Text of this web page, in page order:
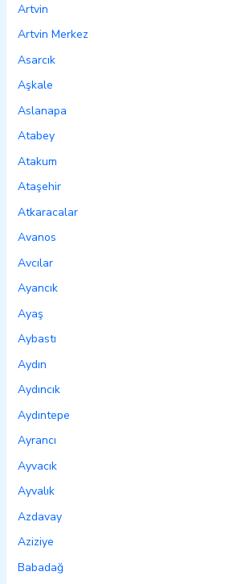
Artvin
Artvin Merkez
Asarcık
Aşkale
Aslanapa
Atabey
Atakum
Ataşehir
Atkaracalar
Avanos
Avcılar
Ayancık
Ayaş
Aybastı
Aydın
Aydıncık
Aydıntepe
Ayrancı
Ayvacık
Ayvalık
Azdavay
Aziziye
Babadağ